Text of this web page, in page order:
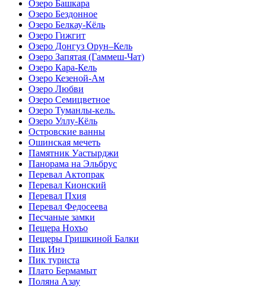
Озеро Башкара
Озеро Бездонное
Озеро Белкау-Кёль
Озеро Гижгит
Озеро Донгуз Орун–Кель
Озеро Запятая (Гаммеш-Чат)
Озеро Кара-Кель
Озеро Кезеной-Ам
Озеро Любви
Озеро Семицветное
Озеро Туманлы-кель.
Озеро Уллу-Кёль
Островские ванны
Ошинская мечеть
Памятник Уастырджи
Панорама на Эльбрус
Перевал Актопрак
Перевал Кионский
Перевал Пхия
Перевал Федосеева
Песчаные замки
Пещера Нохъо
Пещеры Гришкиной Балки
Пик Инэ
Пик туриста
Плато Бермамыт
Поляна Азау